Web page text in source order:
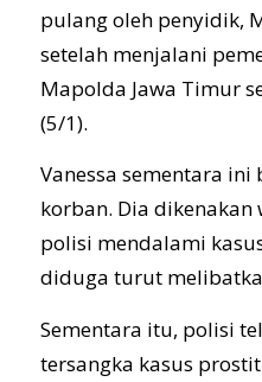
pulang oleh penyidik,
setelah menjalani
Mapolda Jawa Timur
(5/1).
Vanessa sementara
korban. Dia
polisi mendalami
diduga turut
Sementara itu, polisi
tersangka kasus